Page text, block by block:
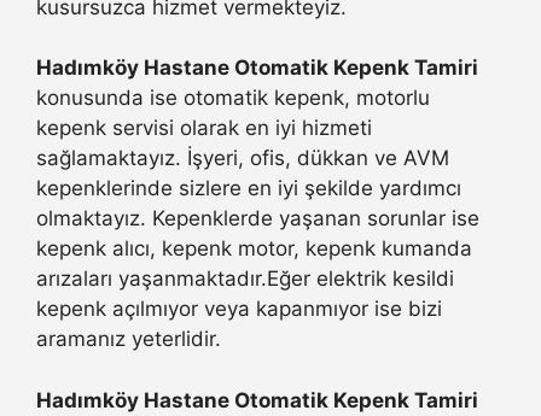
kusursuzca hizmet vermekteyiz.
Hadımköy Hastane Otomatik Kepenk Tamiri
konusunda ise otomatik kepenk, motorlu
kepenk servisi olarak en iyi hizmeti
sağlamaktayız. İşyeri, ofis, dükkan ve AVM
kepenklerinde sizlere en iyi şekilde yardımcı
olmaktayız. Kepenklerde yaşanan sorunlar ise
kepenk alıcı, kepenk motor, kepenk kumanda
arızaları yaşanmaktadır.Eğer elektrik kesildi
kepenk açılmıyor veya kapanmıyor ise bizi
aramanız yeterlidir.
Hadımköy Hastane Otomatik Kepenk Tamiri